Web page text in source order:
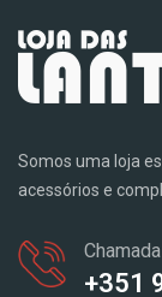
Somos uma loja
acessórios e
+351